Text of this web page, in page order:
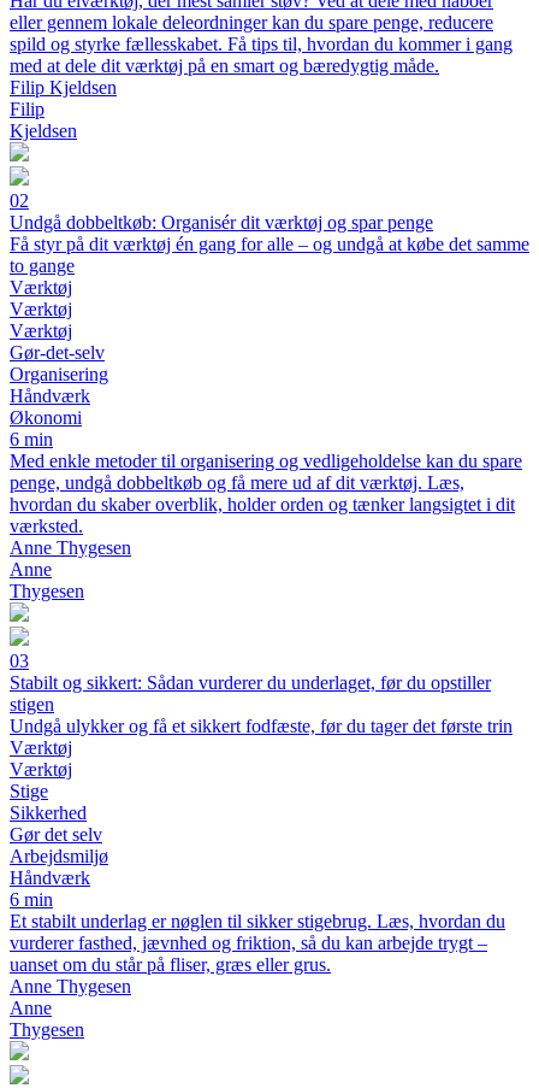
eller gennem lokale deleordninger kan du spare penge, reducere
spild og styrke fællesskabet. Få tips til, hvordan du kommer i gang
med at dele dit værktøj på en smart og bæredygtig måde.
Filip Kjeldsen
Filip
Kjeldsen
02
Undgå dobbeltkøb: Organisér dit værktøj og spar penge
Få styr på dit værktøj én gang for alle – og undgå at købe det samme
to gange
Værktøj
Værktøj
Værktøj
Gør-det-selv
Organisering
Håndværk
Økonomi
6 min
Med enkle metoder til organisering og vedligeholdelse kan du spare
penge, undgå dobbeltkøb og få mere ud af dit værktøj. Læs,
hvordan du skaber overblik, holder orden og tænker langsigtet i dit
værksted.
Anne Thygesen
Anne
Thygesen
03
Stabilt og sikkert: Sådan vurderer du underlaget, før du opstiller
stigen
Undgå ulykker og få et sikkert fodfæste, før du tager det første trin
Værktøj
Værktøj
Stige
Sikkerhed
Gør det selv
Arbejdsmiljø
Håndværk
6 min
Et stabilt underlag er nøglen til sikker stigebrug. Læs, hvordan du
vurderer fasthed, jævnhed og friktion, så du kan arbejde trygt –
uanset om du står på fliser, græs eller grus.
Anne Thygesen
Anne
Thygesen